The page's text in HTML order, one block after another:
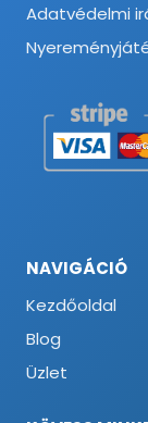
Adatvédelmi
NAVIGÁCIÓ
Kezdőoldal
Blog
Üzlet